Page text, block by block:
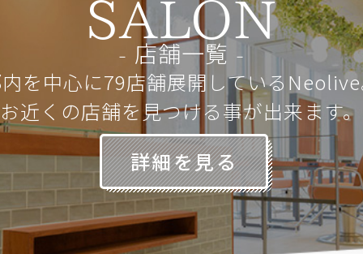
SALON
店舗一覧
を中心に79店舗展開している
お近くの店舗を見つける事が出来ます。
詳細を見る